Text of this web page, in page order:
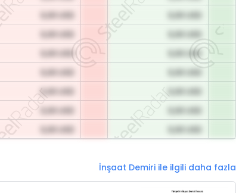
0,00 USD
0,00 USD
İnşaat Demiri ile ilgili daha fazla